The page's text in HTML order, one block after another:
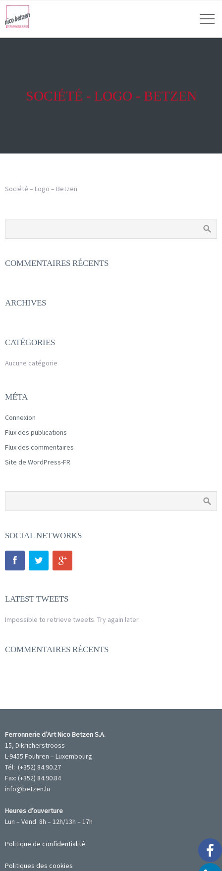
SOCIÉTÉ - LOGO - BETZEN
Société – Logo – Betzen
COMMENTAIRES RÉCENTS
ARCHIVES
CATÉGORIES
Aucune catégorie
MÉTA
Connexion
Flux des publications
Flux des commentaires
Site de WordPress-FR
SOCIAL NETWORKS
LATEST TWEETS
Impossible to retrieve tweets. Try again later.
COMMENTAIRES RÉCENTS
Ferronnerie d’Art Nico Betzen S.A.
15, Dikricherstrooss
L-9455 Fouhren – Luxembourg
Tél: (+352) 84.90.27
Fax: (+352) 84.90.84
info@betzen.lu
Heures d’ouverture
Lun – Vend 8h – 12h/13h – 17h
Politique de confidentialité
Politiques des cookies